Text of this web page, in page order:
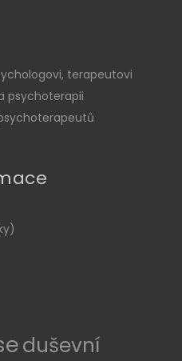
terapeutovi
psychoterapii
duševní